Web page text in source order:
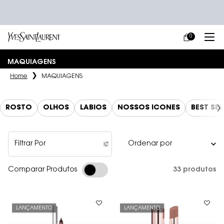
MEU
CARRINHO
0
0 PRODUCT IN
MAQUIAGENS
Home MAQUIAGENS
ROSTO OLHOS LÁBIOS NOSSOS ÍCONES BEST
Filtrar Por
Filters menu
Comparar Produtos 33 produtos
LANÇAMENTO LANÇAMENTO